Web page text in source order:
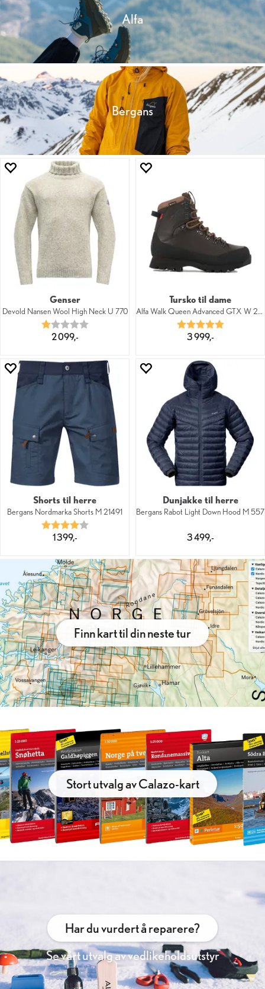
Alfa
Bergans
Genser
Devold Nansen Wool High Neck U 770
Karakter:
1.0 av 5 mulige
2 099,-
Tursko til dame
Alfa Walk Queen Advanced GTX W 2000
Karakter:
5.0 av 5
3 999,-
Shorts til herre
Bergans Nordmarka Shorts M 21491
Karakter:
4.0 av 5 mulige
1 399,-
Dunjakke til herre
Bergans Rabot Light Down Hood M 557
3 499,-
Finn kart til din neste tur
Stort utvalg av Calazo-kart
Har du vurdert å reparere?
Se vårt utvalg av vedlikeholdsutstyr